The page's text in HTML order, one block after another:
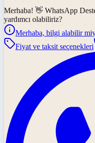
Merhaba! 👋 WhatsApp
yardımcı olabiliriz?
Merhaba, bilgi alabilir
Fiyat ve taksit seçenekleri